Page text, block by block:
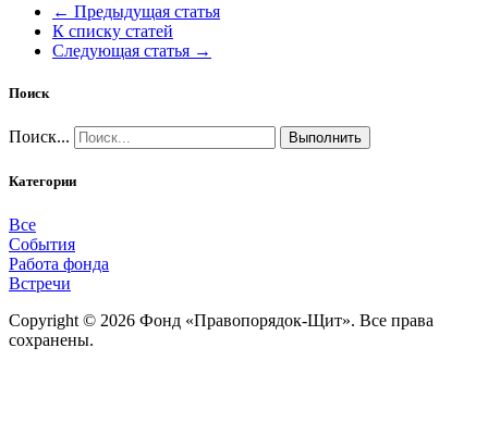
← Предыдущая статья
К списку статей
Следующая статья →
Поиск
Поиск... Выполнить
Категории
Все
События
Работа фонда
Встречи
Copyright © 2026 Фонд «Правопорядок-Щит». Все права
сохранены.